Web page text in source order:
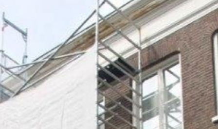
historische details van de gebouwen. De straat is zowel een
eerbetoon aan het verleden als een bruisend centrum van
hedendaagse activiteit.
Of je nu op zoek bent naar unieke cadeaus, wilt genieten van een
heerlijke maaltijd of gewoon wilt genieten van de sfeer van de
stad, de Koningstraat in Arnhem heeft voor ieder wat wils. Het is
een plek waar het verleden samensmelt met het heden, en waar
de geest van de stad tot leven komt.